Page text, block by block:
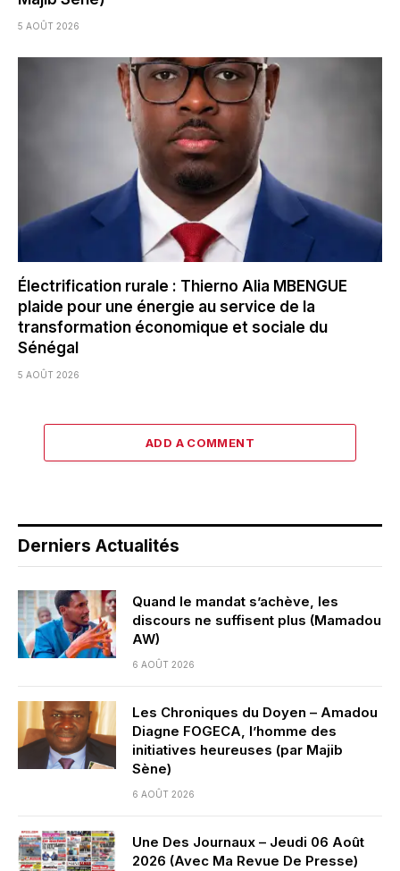
5 AOÛT 2026
Électrification rurale : Thierno Alia MBENGUE
plaide pour une énergie au service de la
transformation économique et sociale du
Sénégal
5 AOÛT 2026
ADD A COMMENT
Derniers Actualités
Quand le mandat s’achève, les
discours ne suffisent plus (Mamadou
AW)
6 AOÛT 2026
Les Chroniques du Doyen – Amadou
Diagne FOGECA, l’homme des
initiatives heureuses (par Majib
Sène)
6 AOÛT 2026
Une Des Journaux – Jeudi 06 Août
2026 (Avec Ma Revue De Presse)